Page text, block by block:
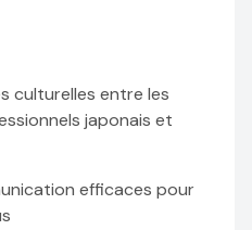
culturelles entre les
japonais et
efficaces pour